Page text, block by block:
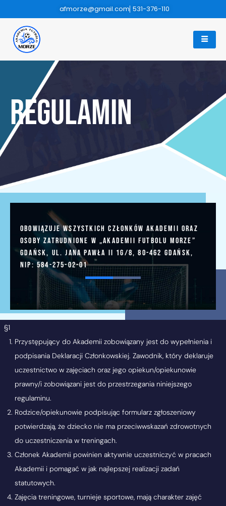
afmorze@gmail.com 531-376-110
REGulamin
obowiązuje wszystkich członków Akademii oraz
osoby zatrudnione w „Akademii Futbolu Morze”
Gdańsk, ul. Jana Pawła II 1G/8, 80-462 Gdańsk,
NIP: 584-275-02-01
§1
Przystępujący do Akademii zobowiązany jest do wypełnienia i
podpisania Deklaracji Członkowskiej. Zawodnik, który deklaruje
uczestnictwo w zajęciach oraz jego opiekun/opiekunowie
prawny/i zobowiązani jest do przestrzegania niniejszego
regulaminu.
Rodzice/opiekunowie podpisując formularz zgłoszeniowy
potwierdzają, że dziecko nie ma przeciwwskazań zdrowotnych
do uczestniczenia w treningach.
Członek Akademii powinien aktywnie uczestniczyć w pracach
Akademii i pomagać w jak najlepszej realizacji zadań
statutowych.
Zajęcia treningowe, turnieje sportowe, mają charakter zajęć